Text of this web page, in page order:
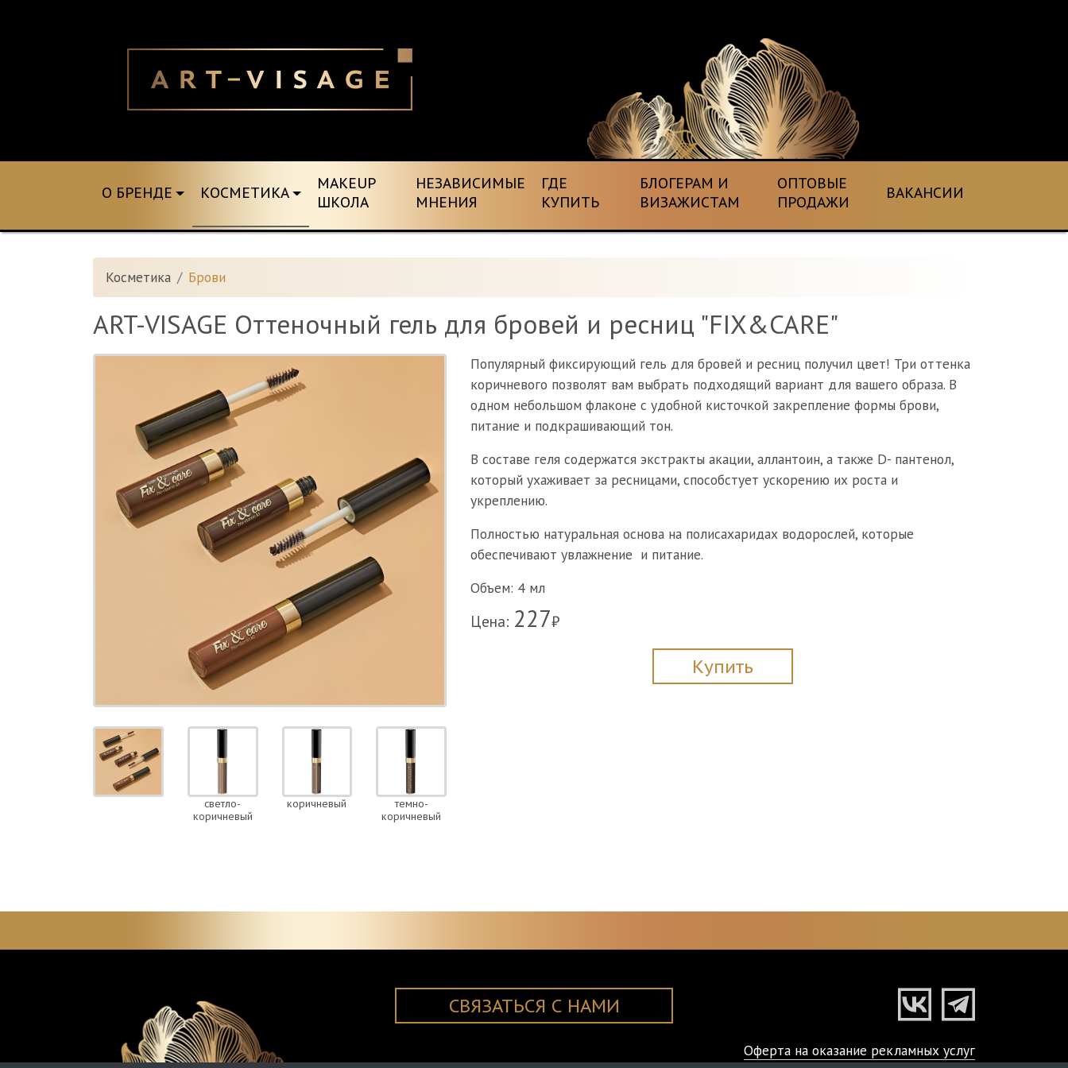
О БРЕНДЕ КОСМЕТИКА
MAKEUP
ШКОЛА
НЕЗАВИСИМЫЕ
МНЕНИЯ
ГДЕ
КУПИТЬ
БЛОГЕРАМ И
ВИЗАЖИСТАМ
ОПТОВЫЕ
ПРОДАЖИ
ВАКАНСИИ
Косметика Брови
ART-VISAGE Оттеночный гель для бровей и ресниц "FIX&CARE"
светло-
коричневый
коричневый
темно-
коричневый
Популярный фиксирующий гель для бровей и ресниц получил цвет! Три оттенка
коричневого позволят вам выбрать подходящий вариант для вашего образа. В
одном небольшом флаконе с удобной кисточкой закрепление формы брови,
питание и подкрашивающий тон.
В составе геля содержатся экстракты акации, аллантоин, а также D- пантенол,
который ухаживает за ресницами, способстует ускорению их роста и
укреплению.
Полностью натуральная основа на полисахаридах водорослей, которые
обеспечивают увлажнение и питание.
Объем: 4 мл
Цена: 227₽
Купить
СВЯЗАТЬСЯ С НАМИ
Оферта на оказание рекламных услуг